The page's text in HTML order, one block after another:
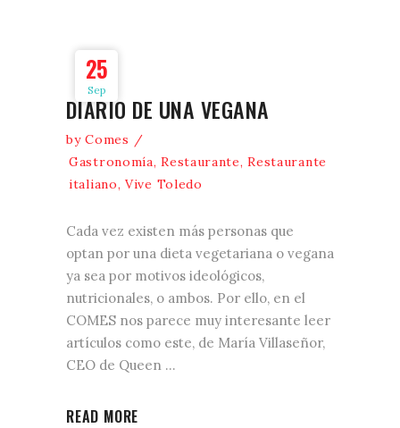
25
Sep
DIARIO DE UNA VEGANA
byComes
Gastronomía,Restaurante,Restaurante
italiano,Vive Toledo
Cada vez existen más personas que
optan por una dieta vegetariana o vegana
ya sea por motivos ideológicos,
nutricionales, o ambos. Por ello, en el
COMES nos parece muy interesante leer
artículos como este, de María Villaseñor,
CEO de Queen
READ MORE